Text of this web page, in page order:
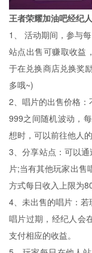
王者荣耀加油吧经纪
1、 活动期间，参与
站点出售可赚取收益
于在兑换商店兑换奖
多哦~)
2、唱片的出售价格
999之间随机波动，
想时，可以前往他人
3、分享站点：可以
片;当有其他玩家出售
方式每日收入上限为
4、未出售的唱片：
唱片过期，经纪人会
支付相应的收益。